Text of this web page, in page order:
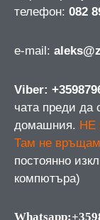
телефон: 082
е-mail:
Viber:
чата преди да
домашния. НЕ
Там не
постоянно
компютъра)